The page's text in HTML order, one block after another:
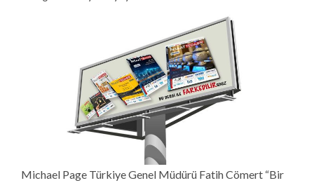
Michael Page Türkiye Genel Müdürü Fatih Cömert “Bir